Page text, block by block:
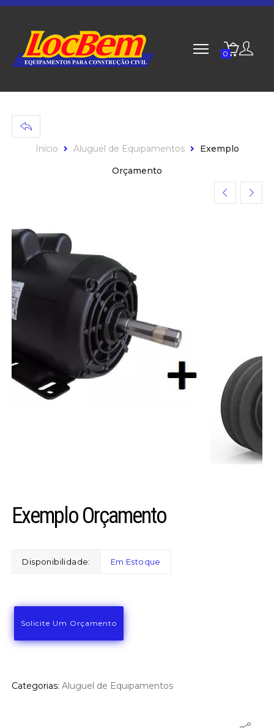
0
Início Aluguel de Equipamentos
Exemplo
Orçamento
Exemplo Orçamento
Disponibilidade: Em Estoque
Solicite Um Orçamento
Categorias: Aluguel de Equipamentos